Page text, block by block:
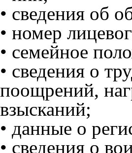
• сведения об
• номер
• семейное
• сведения о
поощрений,
взысканий;
• данные о
• сведения о